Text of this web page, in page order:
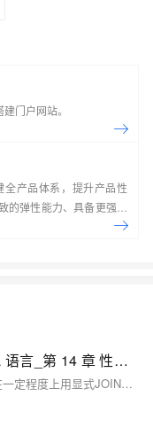
门户网站。
产品体系，提升产品性
弹性能力、具备更强的
以云原生+分布式为核心
开发者提供从公共云到
PostgreSQL 10.1 手册_部分 II. SQL 语言_第 14 章 性能提示_14.3. 用显式JOIN子句控制规划器
14.3. 用显式JOIN子句控制规划器 我们可以在一定程度上用显式JOIN语法控制查询规划器。要明白为什么需要它，我们首先需要一些背景知识。 在一个简单的连接查询中，例如： SELECT * FROM a, b, c WHERE a.id = b.id AND b.ref = c.id; 规划器可以自由地按照任何顺序连接给定的表。